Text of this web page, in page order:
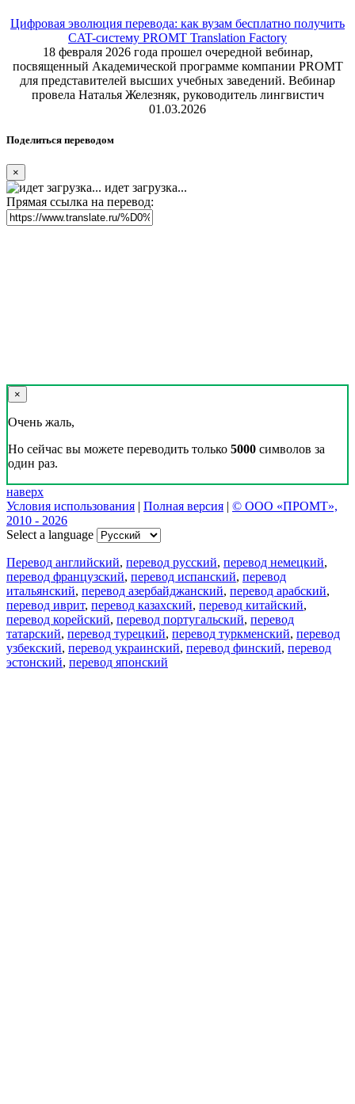
Цифровая эволюция перевода: как вузам бесплатно получить
CAT-систему PROMT Translation Factory
18 февраля 2026 года прошел очередной вебинар,
посвященный Академической программе компании PROMT
для представителей высших учебных заведений. Вебинар
провела Наталья Железняк, руководитель лингвистич
01.03.2026
Поделиться переводом
×
идет загрузка...
Прямая ссылка на перевод:
×
Очень жаль,
Но сейчас вы можете переводить только 5000 символов за
один раз.
наверх
Условия использования | Полная версия | © ООО «ПРОМТ»,
2010 - 2026
Select a language
Перевод английский, перевод русский, перевод немецкий,
перевод французский, перевод испанский, перевод
итальянский, перевод азербайджанский, перевод арабский,
перевод иврит, перевод казахский, перевод китайский,
перевод корейский, перевод португальский, перевод
татарский, перевод турецкий, перевод туркменский, перевод
узбекский, перевод украинский, перевод финский, перевод
эстонский, перевод японский